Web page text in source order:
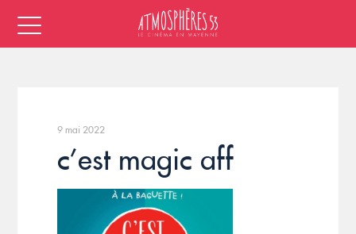
9 mai 2022
c’est magic aff